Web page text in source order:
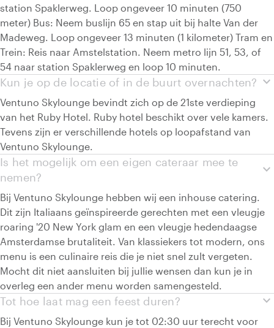
station Spaklerweg. Loop ongeveer 10 minuten (750
meter) Bus: Neem buslijn 65 en stap uit bij halte Van der
Madeweg. Loop ongeveer 13 minuten (1 kilometer) Tram en
Trein: Reis naar Amstelstation. Neem metro lijn 51, 53, of
54 naar station Spaklerweg en loop 10 minuten.
expand_more
Kun je op de locatie of in de buurt overnachten?
Ventuno Skylounge bevindt zich op de 21ste verdieping
van het Ruby Hotel. Ruby hotel beschikt over vele kamers.
Tevens zijn er verschillende hotels op loopafstand van
Ventuno Skylounge.
expand_more
Is het mogelijk om een eigen cateraar mee te
nemen?
Bij Ventuno Skylounge hebben wij een inhouse catering.
Dit zijn Italiaans geïnspireerde gerechten met een vleugje
roaring '20 New York glam en een vleugje hedendaagse
Amsterdamse brutaliteit. Van klassiekers tot modern, ons
menu is een culinaire reis die je niet snel zult vergeten.
Mocht dit niet aansluiten bij jullie wensen dan kun je in
overleg een ander menu worden samengesteld.
expand_more
Tot hoe laat mag een feest duren?
Bij Ventuno Skylounge kun je tot 02:30 uur terecht voor